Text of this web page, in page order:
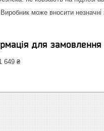
може вносити
для замовлення
649 ₴